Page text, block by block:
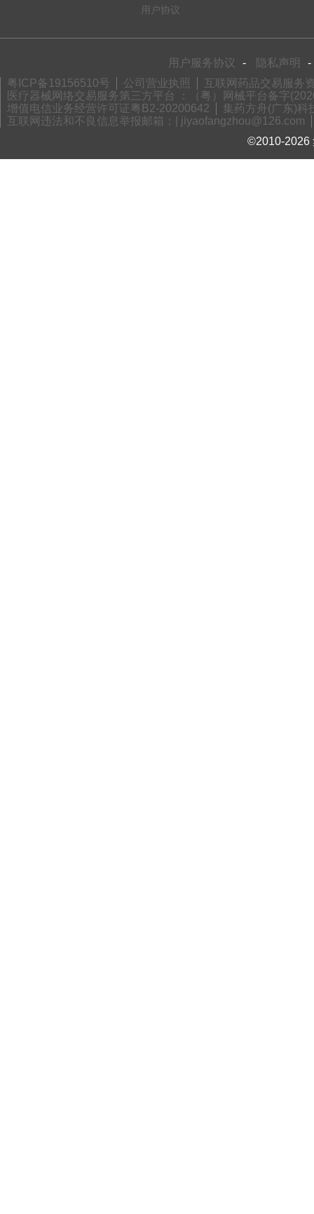
用户协议
用户服务协议 - 隐私声明
-
粤ICP备19156510号
公司营业执照
互联网药品交易服务
医疗器械网络交易服务第三方平台 ：（粤）网械平台备字
增值电信业务经营许可证粤B2-20200642
集药方舟(广东)科
互联网违法和不良信息举报邮箱：| jiyaofangzhou@126.com
©2010-2026